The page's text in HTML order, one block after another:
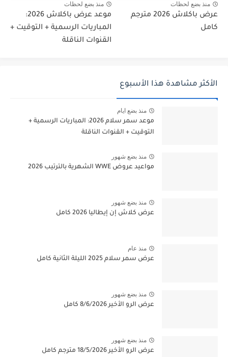
منذ بضع لحظات
عرض باكلاش 2026 مترجم
كامل
منذ بضع لحظات
موعد عرض باكلاش 2026:
المباريات الرسمية + التوقيت +
القنوات الناقلة
الأكثر مشاهدة هذا الأسبوع
منذ بضع ايام
موعد سمر سلام 2026: المباريات الرسمية +
التوقيت + القنوات الناقلة
منذ بضع شهور
مواعيد عروض WWE الشهرية بالترتيب 2026
منذ بضع شهور
عرض كلاش إن إيطاليا 2026 كامل
منذ عام
عرض سمر سلام 2025 الليلة الثانية كامل
منذ بضع شهور
عرض الرو الأخير 8/6/2026 كامل
منذ بضع شهور
عرض الرو الأخير 18/5/2026 مترجم كامل